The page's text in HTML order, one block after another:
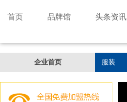
首页 品牌馆 头条资讯
企业首页 服装